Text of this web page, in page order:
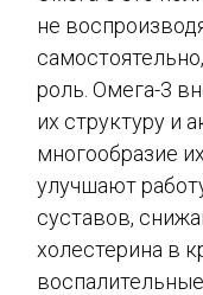
не
роль. Омега-3
их структуру и
многообразие
улучшают
суставов,
холестерина в